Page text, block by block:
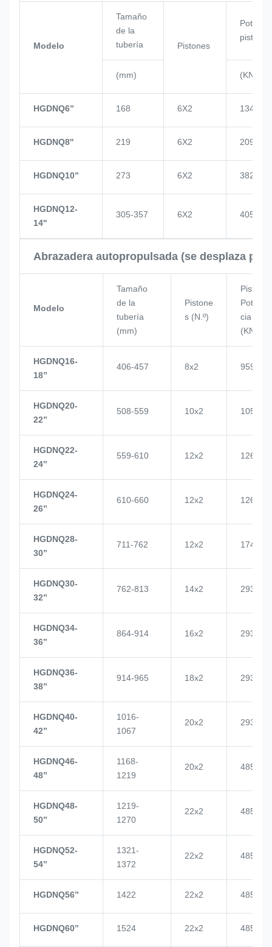
Modelo
Tamaño
de la
tubería
Pistones
pistón
(mm) (KN)
HGDNQ6’’ 168 6X2 134
HGDNQ8'' 219 6X2 209
HGDNQ10’’ 273 6X2 382
HGDNQ12-
14''
305-357 6X2 405
Abrazadera autopropulsada (se desplaza por
Modelo
Tamaño
de la
tubería
(mm)
Pistone
s (N.º)
Pistón
Poten
cia
(KN)
HGDNQ16-
18’’
406-457 8x2 959
HGDNQ20-
22’’
508-559 10x2 1057
HGDNQ22-
24’’
559-610 12x2 1268
HGDNQ24-
26’’
610-660 12x2 1268
HGDNQ28-
30’’
711-762 12x2 1748
HGDNQ30-
32’’
762-813 14x2 2937
HGDNQ34-
36’’
864-914 16x2 2937
HGDNQ36-
38’’
914-965 18x2 2937
HGDNQ40-
42’’
1016-
1067
20x2 2937
HGDNQ46-
48’’
1168-
1219
20x2 4855
HGDNQ48-
50’’
1219-
1270
22x2 4855
HGDNQ52-
54’’
1321-
1372
22x2 4855
HGDNQ56’’ 1422 22x2 4855
HGDNQ60’’ 1524 22x2 4855